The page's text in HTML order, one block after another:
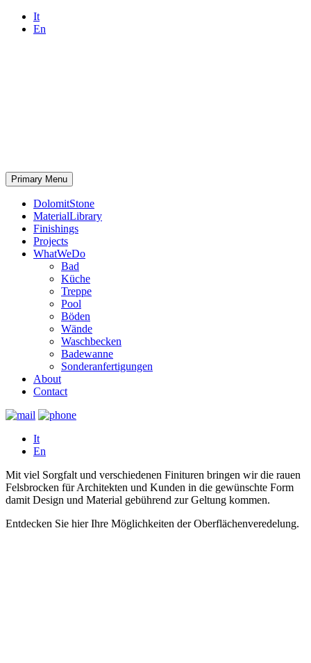
It
En
Primary Menu
DolomitStone
MaterialLibrary
Finishings
Projects
WhatWeDo
Bad
Küche
Treppe
Pool
Böden
Wände
Waschbecken
Badewanne
Sonderanfertigungen
About
Contact
It
En
Mit viel Sorgfalt und verschiedenen Finituren bringen wir die rauen
Felsbrocken für Architekten und Kunden in die gewünschte Form
damit Design und Material gebührend zur Geltung kommen.
Entdecken Sie hier Ihre Möglichkeiten der Oberflächenveredelung.